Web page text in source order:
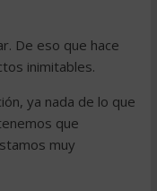
De eso que hace
inimitables.
ya nada de lo que
que
muy